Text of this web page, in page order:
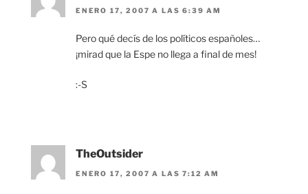
ENERO 17, 2007 A LAS 6:39 AM
Pero qué decís de los políticos españoles…
¡mirad que la Espe no llega a final de mes!
:-S
TheOutsider
ENERO 17, 2007 A LAS 7:12 AM